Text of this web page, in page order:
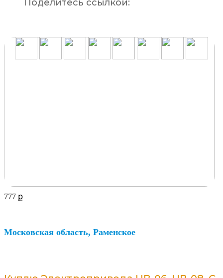
Поделитесь ссылкой:
777 ք
Московская область, Раменское